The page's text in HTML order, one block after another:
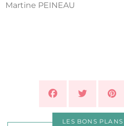
Martine PEINEAU
LES BONS